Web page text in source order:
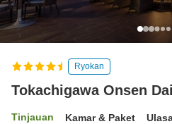
Ryokan
Tokachigawa Onsen
Tinjauan Kamar & Paket